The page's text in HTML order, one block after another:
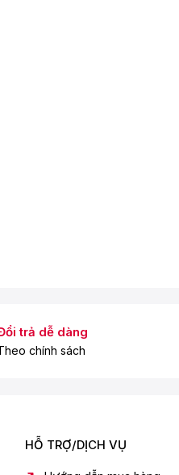
trả dễ dàng
chính sách
HỖ TRỢ/DỊCH VỤ